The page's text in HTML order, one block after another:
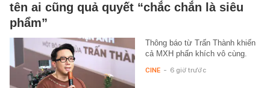
tên ai cũng quả quyết “chắc chắn là siêu
phẩm”
Thông báo từ Trấn Thành khiến
cả MXH phấn khích vô cùng.
CINE - 6 giờ trước